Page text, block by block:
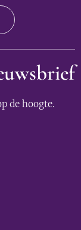
de hoogte.